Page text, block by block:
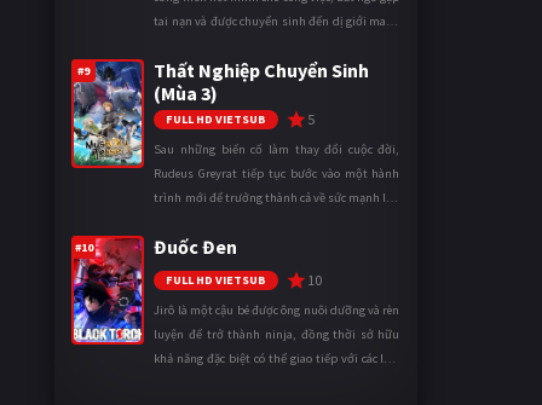
tai nạn và được chuyển sinh đến dị giới mang
thành một mạo hiểm gi ...
#9
Thất Nghiệp Chuyển Sinh
(Mùa 3)
FULL HD VIETSUB 5
Sau những biến cố làm thay đổi cuộc đời,
Rudeus Greyrat tiếp tục bước vào một hành
trình mới để trưởng thành cả về sức mạnh lẫn
ngày càng khắc nghiệt, anh ...
#10 Đuốc Đen
FULL HD VIETSUB 10
Jirô là một cậu bé được ông nuôi dưỡng và rèn
luyện để trở thành ninja, đồng thời sở hữu
khả năng đặc biệt có thể giao tiếp với các loài